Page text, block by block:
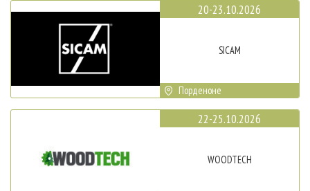
20-23.10.2026
SICAM
Порденоне
22-25.10.2026
WOODTECH